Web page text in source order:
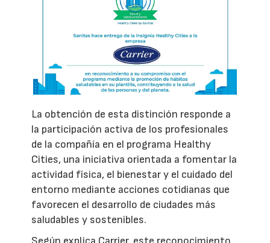
La obtención de esta distinción responde a
la participación activa de los profesionales
de la compañía en el programa Healthy
Cities, una iniciativa orientada a fomentar la
actividad física, el bienestar y el cuidado del
entorno mediante acciones cotidianas que
favorecen el desarrollo de ciudades más
saludables y sostenibles.